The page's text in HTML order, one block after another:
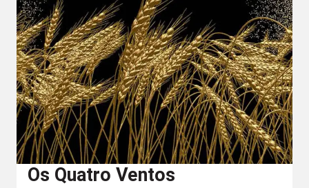
Os Quatro Ventos